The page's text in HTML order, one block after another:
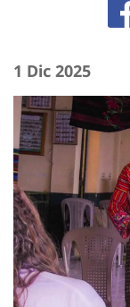
1 Dic 2025